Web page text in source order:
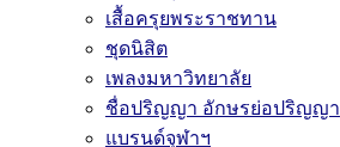
เสื้อครุยพระราชทาน
ชุดนิสิต
เพลงมหาวิทยาลัย
ชื่อปริญญา อักษรย่อปริญญา
แบรนด์จุฬาฯ